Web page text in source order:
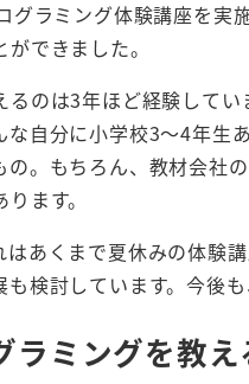
ラミング体験講座を実
できました。
のは3年ほど経験して
自分に小学校3～4年生
。もちろん、教材会社
ます。
あくまで夏休みの体験
検討しています。今後
ラミングを教え